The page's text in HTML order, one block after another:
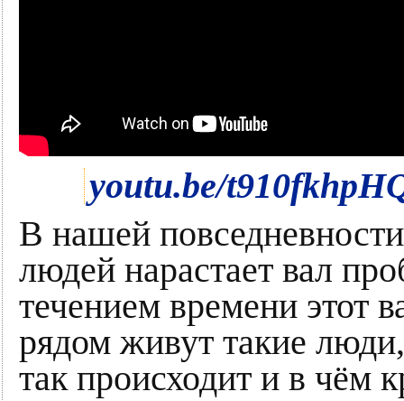
youtu.be/
В нашей
людей нарастает вал
течением времени этот
рядом живут такие
так происходит и в чём